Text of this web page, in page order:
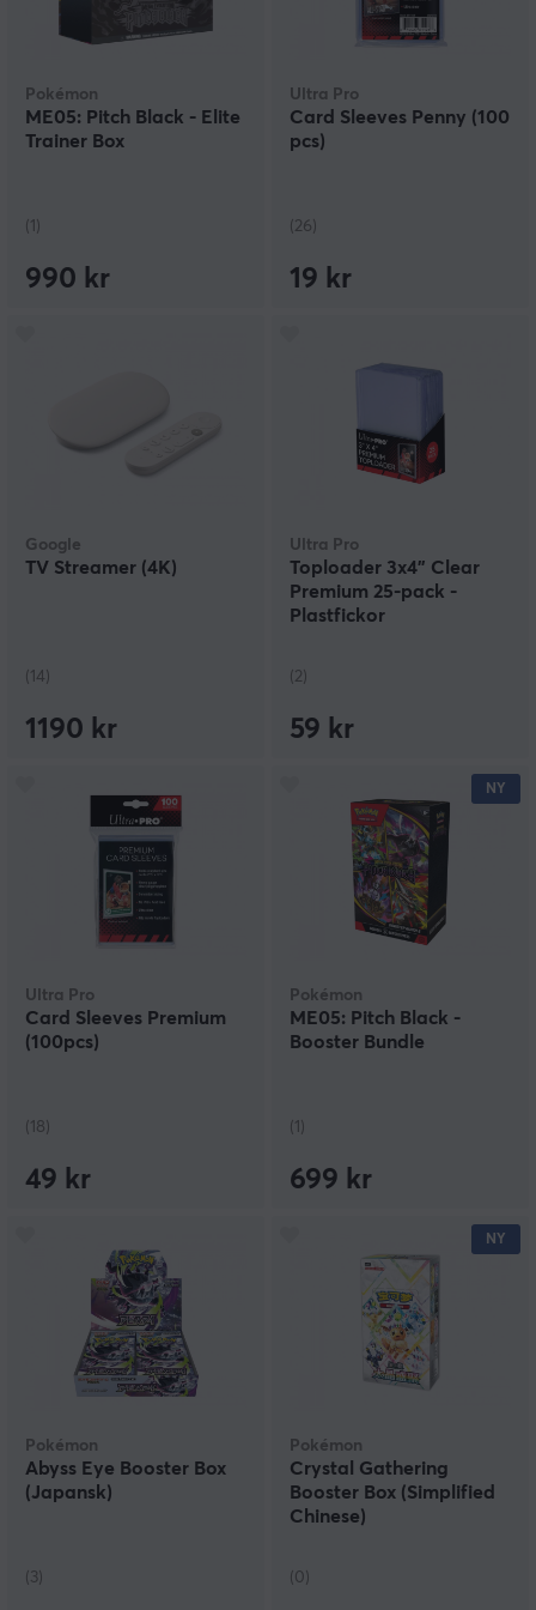
Pokémon
ME05: Pitch Black - Elite
Trainer Box
(1)
990 kr
Ultra Pro
Card Sleeves Penny (100
pcs)
(26)
19 kr
Google
TV Streamer (4K)
(14)
1190 kr
Ultra Pro
Toploader 3x4" Clear
Premium 25-pack -
Plastfickor
(2)
59 kr
Ultra Pro
Card Sleeves Premium
(100pcs)
(18)
49 kr
NY
Pokémon
ME05: Pitch Black -
Booster Bundle
(1)
699 kr
Pokémon
Abyss Eye Booster Box
(Japansk)
(3)
NY
Pokémon
Crystal Gathering
Booster Box (Simplified
Chinese)
(0)